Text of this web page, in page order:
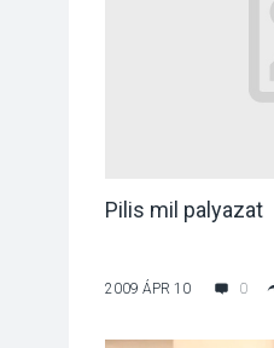
Pilis mil palyazat
2009 ÁPR 10 0